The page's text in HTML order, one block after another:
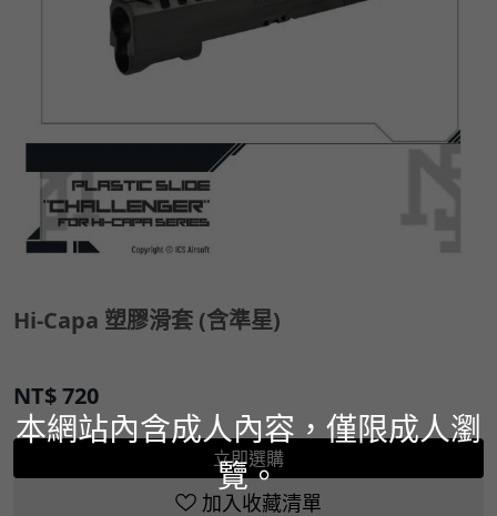
Hi-Capa 塑膠滑套 (含準星)
NT$720
立即選購
加入收藏清單
本網站內含成人內容，僅限成人瀏
覽。